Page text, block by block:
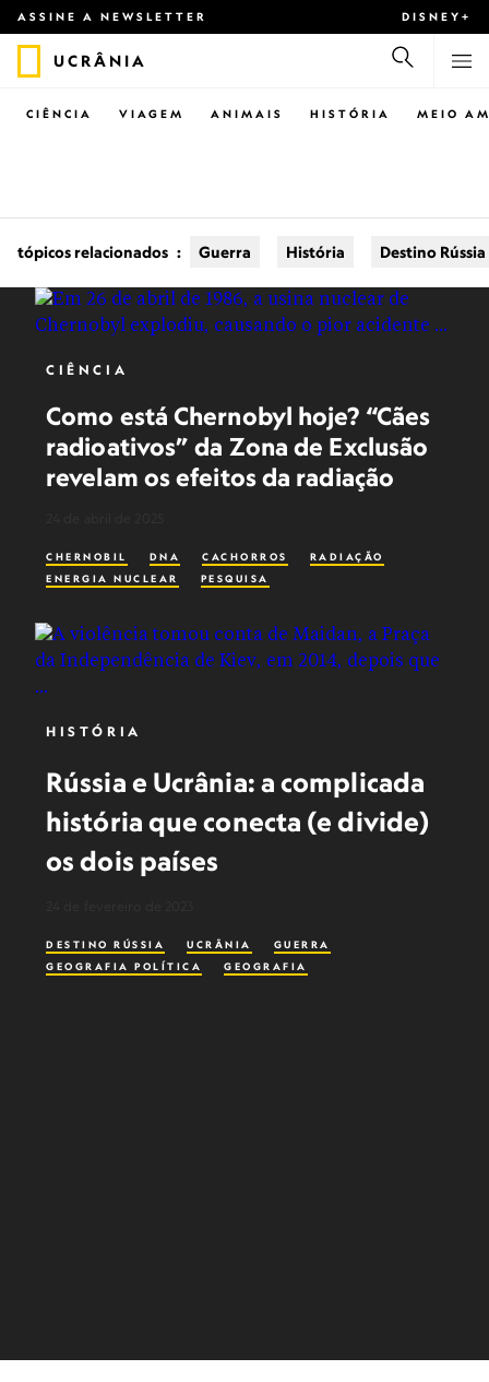
ASSINE A NEWSLETTER DISNEY+
UCRÂNIA
CIÊNCIA VIAGEM ANIMAIS HISTÓRIA MEIO
tópicos relacionados : Guerra História Destino Rússia
CIÊNCIA
Como está Chernobyl hoje? “Cães
radioativos” da Zona de Exclusão
revelam os efeitos da radiação
CHERNOBIL DNA CACHORROS
RADIAÇÃO
ENERGIA NUCLEAR
PESQUISA
HISTÓRIA
Rússia e Ucrânia: a complicada
história que conecta (e divide)
os dois países
DESTINO RÚSSIA UCRÂNIA
GUERRA
GEOGRAFIA POLÍTICA
GEOGRAFIA